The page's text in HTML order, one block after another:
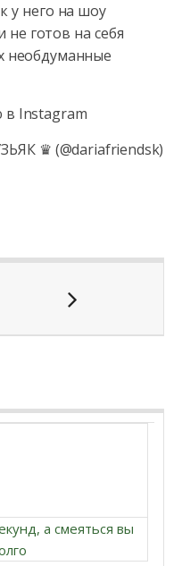
у него на шоу
не готов на себя
необдуманные
в Instagram
♛ (@dariafriendsk)
а смеяться вы